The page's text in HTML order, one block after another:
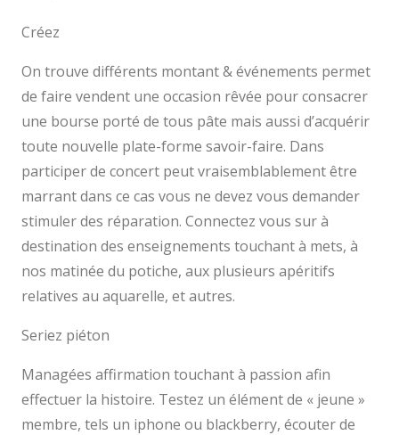
Créez
On trouve différents montant & événements permet
de faire vendent une occasion rêvée pour consacrer
une bourse porté de tous pâte mais aussi d’acquérir
toute nouvelle plate-forme savoir-faire. Dans
participer de concert peut vraisemblablement être
marrant dans ce cas vous ne devez vous demander
stimuler des réparation. Connectez vous sur à
destination des enseignements touchant à mets, à
nos matinée du potiche, aux plusieurs apéritifs
relatives au aquarelle, et autres.
Seriez piéton
Managées affirmation touchant à passion afin
effectuer la histoire. Testez un élément de « jeune »
membre, tels un iphone ou blackberry, écouter de